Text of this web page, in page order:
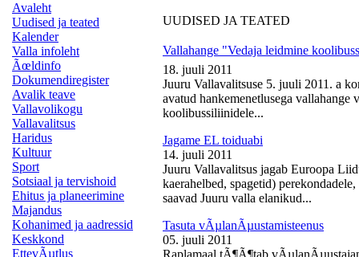
Avaleht
Uudised ja teated
Kalender
Valla infoleht
Ãœldinfo
Dokumendiregister
Avalik teave
Vallavolikogu
Vallavalitsus
Haridus
Kultuur
Sport
Sotsiaal ja tervishoid
Ehitus ja planeerimine
Majandus
Kohanimed ja aadressid
Keskkond
EttevÃµtlus
UUDISED JA TEATED
Vallahange "Vedaja leidmine
18. juuli 2011
Juuru Vallavalitsuse 5. juuli 2011. a
avatud hankemenetlusega vallahange
koolibussiliinidele...
Jagame EL toiduabi
14. juuli 2011
Juuru Vallavalitsus jagab Euroopa
kaerahelbed, spagetid)
saavad Juuru valla elanikud...
Tasuta vÃµlanÃµustamisteenus
05. juuli 2011
Raplamaal tÃ¶Ã¶tab